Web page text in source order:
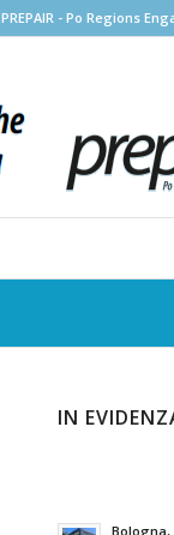
PREPAIR - Po Regions
IN
Bologna,